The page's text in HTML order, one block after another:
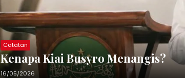
Catatan
Kenapa Kiai Busyro Menangis?
16/05/2026